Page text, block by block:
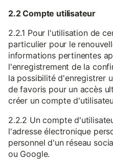
2.2 Compte utilisateur
2.2.1 Pour l'utilisation de
particulier pour le
informations pertinentes
l'enregistrement de la
la possibilité d'enregistrer
de favoris pour un accès
créer un compte
2.2.2 Un compte
l'adresse électronique
personnel d'un réseau
ou Google.